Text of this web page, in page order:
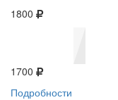
1800
1700
Подробности